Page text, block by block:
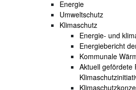
Energie
Umweltschutz
Klimaschutz
Energie- und
Energiebericht
Kommunale
Aktuell gefördete